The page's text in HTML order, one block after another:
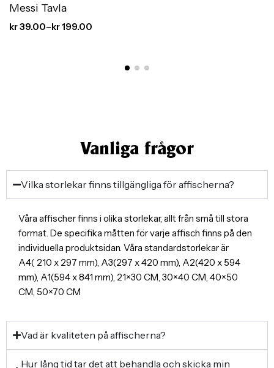
Messi Tavla
kr39.00–kr199.00
Vanliga frågor
Vilka storlekar finns tillgängliga för affischerna?
Våra affischer finns i olika storlekar, allt från små till stora
format. De specifika måtten för varje affisch finns på den
individuella produktsidan. Våra standardstorlekar är
A4( 210 x 297 mm), A3(297 x 420 mm), A2(420 x 594
mm), A1(594 x 841 mm), 21×30 CM, 30×40 CM, 40×50
CM, 50×70 CM
Vad är kvaliteten på affischerna?
Hur lång tid tar det att behandla och skicka min